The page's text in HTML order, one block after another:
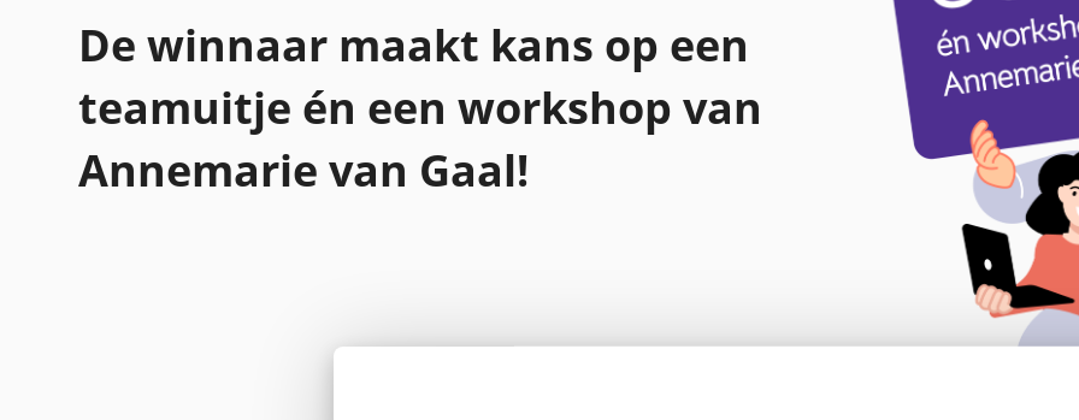
De winnaar maakt kans op een
teamuitje én een workshop van
Annemarie van Gaal!